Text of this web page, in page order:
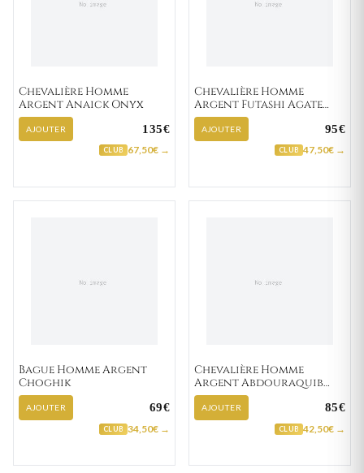
Chevalière Homme
Argent Anaick Onyx
AJOUTER 135€
CLUB 67,50€ →
Chevalière Homme
Argent Futashi Agate
Noir
AJOUTER 95€
CLUB 47,50€ →
Bague Homme Argent
Choghik
AJOUTER 69€
CLUB 34,50€ →
Chevalière Homme
Argent Abdouraquib
Agate Noir
AJOUTER 85€
CLUB 42,50€ →